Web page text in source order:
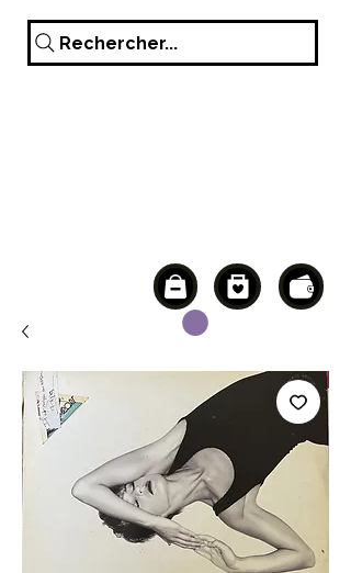
Rechercher...